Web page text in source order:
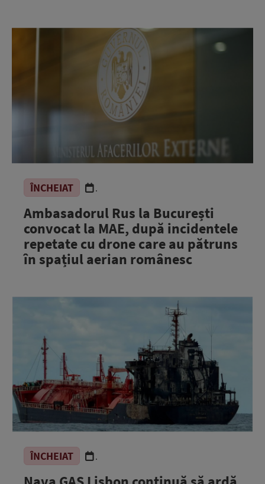
ÎNCHEIAT .
Ambasadorul Rus la București
convocat la MAE, după incidentele
repetate cu drone care au pătruns
în spațiul aerian românesc
ÎNCHEIAT .